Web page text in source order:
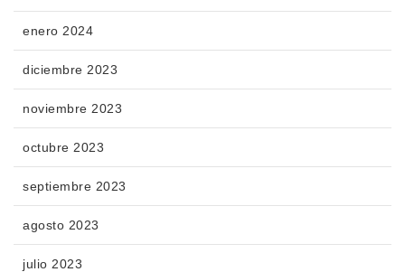
enero 2024
diciembre 2023
noviembre 2023
octubre 2023
septiembre 2023
agosto 2023
julio 2023